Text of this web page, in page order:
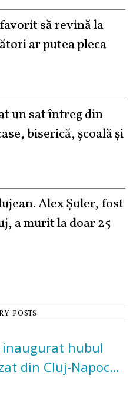
să revină la
ar putea pleca
un sat întreg din
biserică, școală și
Alex Șuler, fost
a murit la doar 25
POSTS
inaugurat hubul
din Cluj-Napoca.
de euro